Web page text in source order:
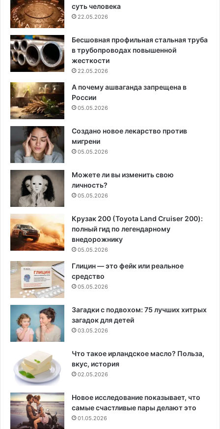
суть человека
22.05.2026
Бесшовная профильная стальная труба
в трубопроводах повышенной
жесткости
22.05.2026
А почему ашваганда запрещена в
России
05.05.2026
Создано новое лекарство против
мигрени
05.05.2026
Можете ли вы изменить свою
личность?
05.05.2026
Крузак 200 (Toyota Land Cruiser 200):
полный гид по легендарному
внедорожнику
05.05.2026
Глицин — это фейк или реальное
средство
05.05.2026
Загадки с подвохом: 75 лучших хитрых
загадок для детей
03.05.2026
Что такое ирландское масло? Польза,
вкус, история
02.05.2026
Новое исследование показывает, что
самые счастливые пары делают это
01.05.2026